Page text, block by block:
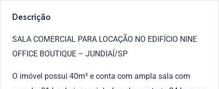
Descrição
SALA COMERCIAL PARA LOCAÇÃO NO EDIFÍCIO NINE
OFFICE BOUTIQUE – JUNDIAÍ/SP
O imóvel possui 40m² e conta com ampla sala com